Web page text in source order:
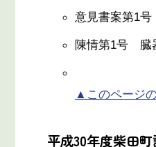
意見書案第1
陳情第1号 臓
▲このページ
平成30年度柴田